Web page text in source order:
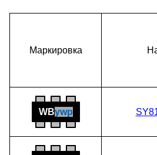
Мар­ки­ров­ка
WBywp